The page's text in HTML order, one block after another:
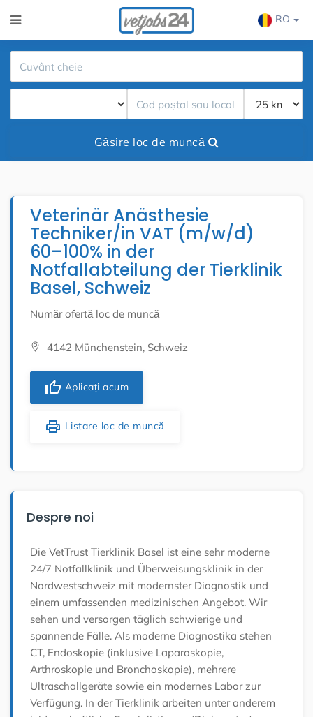
RO
Găsire loc de muncă
Veterinär Anästhesie
Techniker/in VAT (m/w/d)
60–100% in der
Notfallabteilung der Tierklinik
Basel, Schweiz
Număr ofertă loc de muncă
4142 Münchenstein, Schweiz
thumb_up Aplicați acum
print Listare loc de muncă
Despre noi
Die VetTrust Tierklinik Basel ist eine sehr moderne
24/7 Notfallklinik und Überweisungsklinik in der
Nordwestschweiz mit modernster Diagnostik und
einem umfassenden medizinischen Angebot. Wir
sehen und versorgen täglich schwierige und
spannende Fälle. Als moderne Diagnostika stehen
CT, Endoskopie (inklusive Laparoskopie,
Arthroskopie und Bronchoskopie), mehrere
Ultraschallgeräte sowie ein modernes Labor zur
Verfügung. In der Tierklinik arbeiten unter anderem